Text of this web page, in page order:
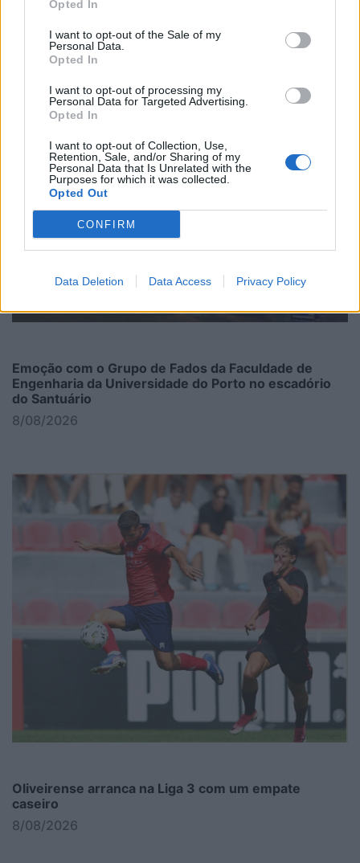
Opted In
I want to opt-out of the Sale of my
Personal Data.
Opted In
I want to opt-out of processing my
Personal Data for Targeted Advertising.
Opted In
I want to opt-out of Collection, Use,
Retention, Sale, and/or Sharing of my
Personal Data that Is Unrelated with the
Purposes for which it was collected.
Opted Out
CONFIRM
Data Deletion Data Access Privacy Policy
Santiago de Riba-Ul > Os Últimos dão nova vida à
8/08/2026
Emoção com o Grupo de Fados da Faculdade de
Engenharia da Universidade do Porto no escadório
do Santuário
8/08/2026
Oliveirense arranca na Liga 3 com um empate
caseiro
8/08/2026